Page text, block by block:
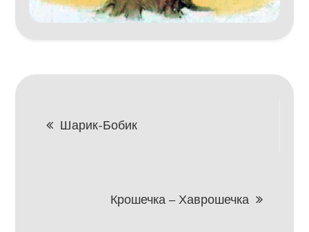
Навигация
записям
Шарик-Бобик
Крошечка – Хаврошечка